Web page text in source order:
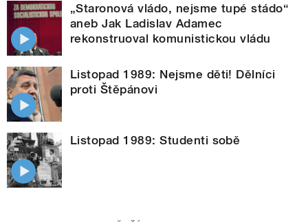
„Staronová vládo, nejsme tupé stádo“
aneb Jak Ladislav Adamec
rekonstruoval komunistickou vládu
Listopad 1989: Nejsme děti! Dělníci
proti Štěpánovi
Listopad 1989: Studenti sobě